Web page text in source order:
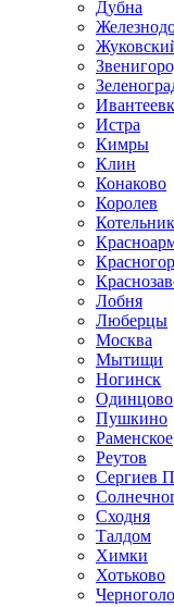
Дубна
Истра
Кимры
Клин
Конаково
Королев
Лобня
Люберцы
Москва
Мытищи
Ногинск
Одинцово
Пушкино
Раменское
Реутов
Сергиев
Сходня
Талдом
Химки
Хотьково